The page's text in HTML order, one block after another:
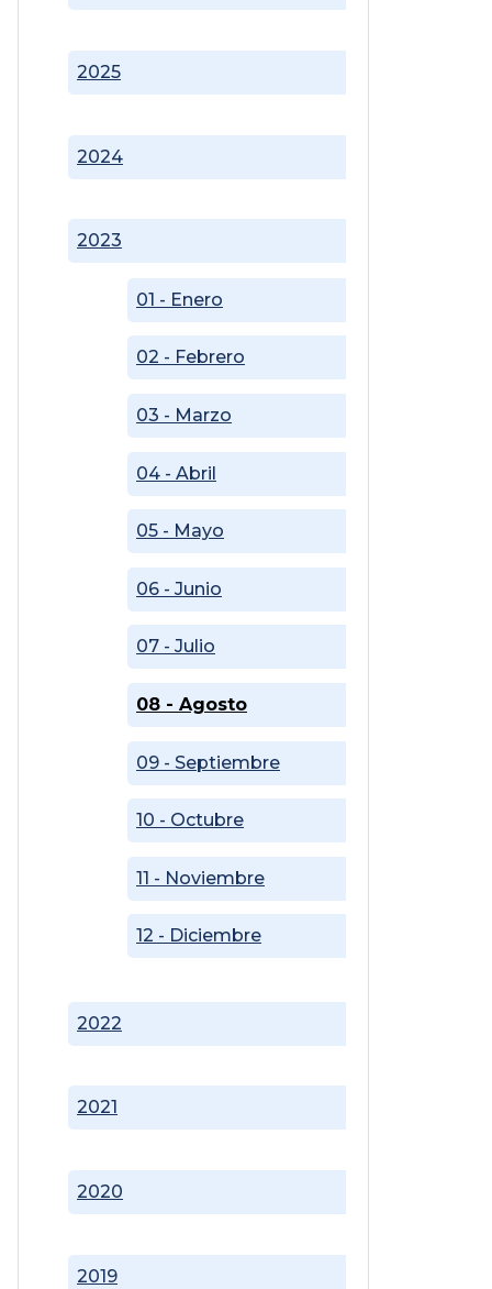
2019
2020
2021
2022
2023
01 - Enero
02 - Febrero
03 - Marzo
04 - Abril
05 - Mayo
06 - Junio
07 - Julio
08 - Agosto
09 - Septiembre
10 - Octubre
11 - Noviembre
12 - Diciembre
2024
2025